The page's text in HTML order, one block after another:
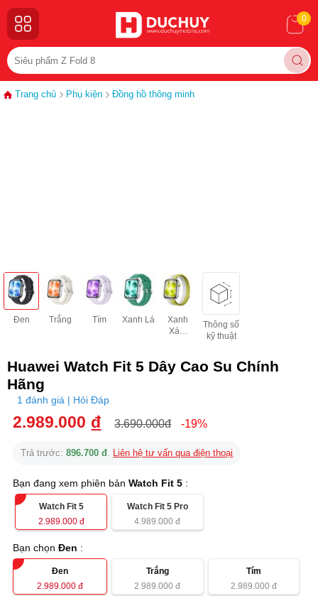
0
Trang chủ Phụ kiện Đồng hồ thông minh
Đen Trắng Tím Xanh Lá
Xanh
Xám
Thông số
kỹ thuật
Huawei Watch Fit 5 Dây Cao Su Chính
Hãng
1 đánh giá | Hỏi Đáp
2.989.000 đ 3.690.000đ -19%
Trả trước:896.700 đ. Liên hệ tư vấn qua điện thoại
Bạn đang xem phiên bảnWatch Fit 5 :
Watch Fit 5
2.989.000đ
Watch Fit 5 Pro
4.989.000 đ
Bạn chọnĐen :
Đen
2.989.000 đ
Trắng
2.989.000 đ
Tím
2.989.000 đ